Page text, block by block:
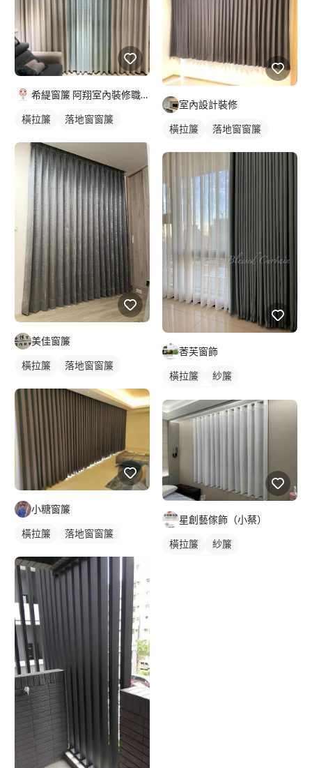
希緹窗簾 阿翔室內裝修職人
橫拉簾 落地窗窗簾
美佳窗簾
橫拉簾 落地窗窗簾
小糖窗簾
橫拉簾 落地窗窗簾
室內設計裝修
橫拉簾 落地窗窗簾
莕芙窗飾
橫拉簾
紗簾
星創藝傢飾（小蔡）
橫拉簾
紗簾